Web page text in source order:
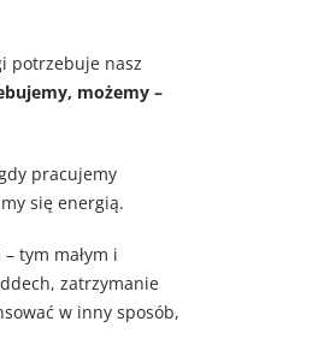
potrzebuje nasz
możemy –
pracujemy
się energią.
tym małym i
zatrzymanie
w inny sposób,